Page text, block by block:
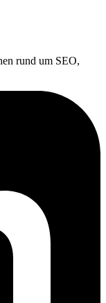
rund um SEO,